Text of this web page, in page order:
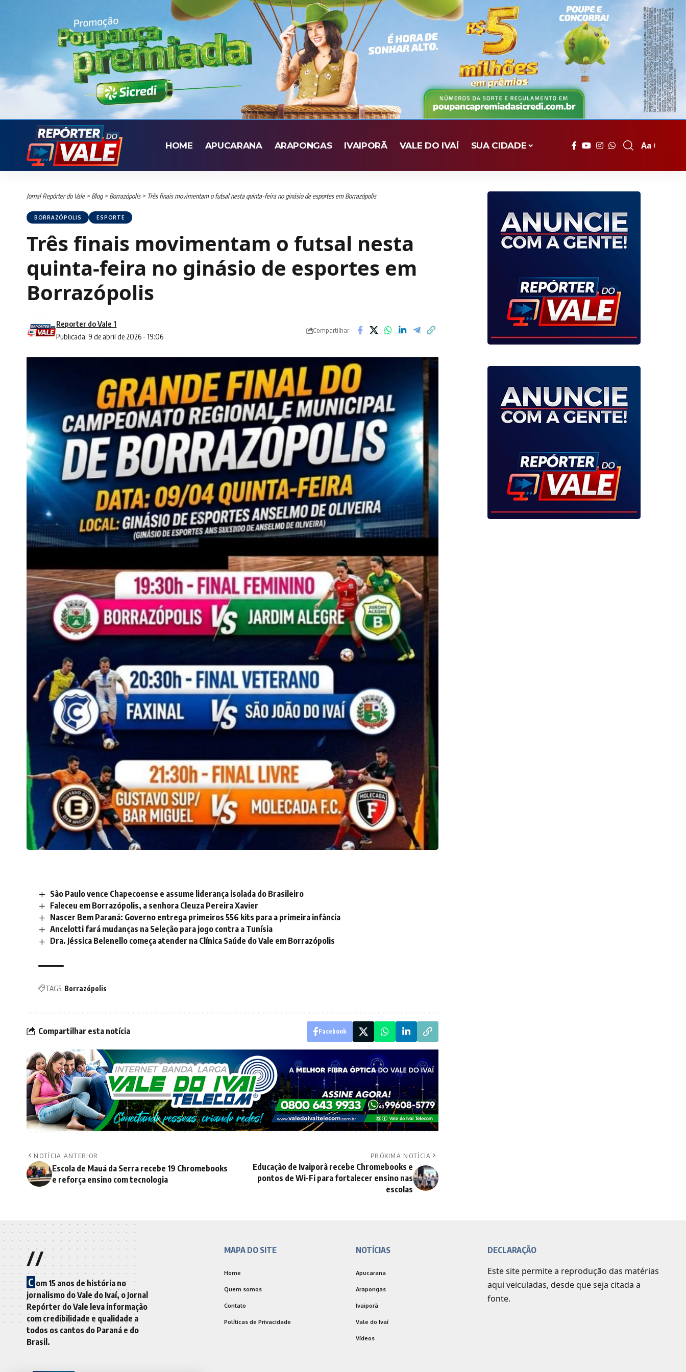
HOME APUCARANA ARAPONGAS IVAIPORÃ VALE DO IVAÍ SUA CIDADE
Font
Aa
Jornal Repórter do Vale> Blog> Borrazópolis> Três finais movimentam o futsal nesta quinta-feira no ginásio de esportes em Borrazópolis
BORRAZÓPOLIS ESPORTE
Três finais movimentam o futsal nesta
quinta-feira no ginásio de esportes em
Borrazópolis
Publicada: 9 de abril de 2026 - 19:06
Reporter do Vale 1
Compartilhar
São Paulo vence Chapecoense e assume liderança isolada do Brasileiro
Faleceu em Borrazópolis, a senhora Cleuza Pereira Xavier
Nascer Bem Paraná: Governo entrega primeiros 556 kits para a primeira infância
Ancelotti fará mudanças na Seleção para jogo contra a Tunísia
Dra. Jéssica Belenello começa atender na Clínica Saúde do Vale em Borrazópolis
TAGS: Borrazópolis
Compartilhar esta notícia Facebook
NOTÍCIA ANTERIOR
Escola de Mauá da Serra recebe 19 Chromebooks
e reforça ensino com tecnologia
PRÓXIMA NOTÍCIA
Educação de Ivaiporã recebe Chromebooks e
pontos de Wi-Fi para fortalecer ensino nas
escolas
//
C om 15 anos de história no
jornalismo do Vale do Ivaí, o Jornal
Repórter do Vale leva informação
com credibilidade e qualidade a
todos os cantos do Paraná e do
Brasil.
MAPA DO SITE
Home
Quem somos
Contato
Políticas de Privacidade
NOTÍCIAS
Apucarana
Arapongas
Ivaiporã
Vale do Ivaí
Vídeos
DECLARAÇÃO
Este site permite a reprodução das matérias
aqui veiculadas, desde que seja citada a
fonte.